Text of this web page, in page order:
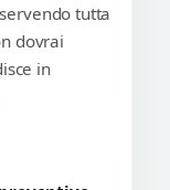
tutta
dovrai
in